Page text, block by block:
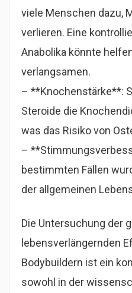
viele Menschen dazu,
verlieren. Eine
Anabolika könnte
verlangsamen.
– **Knochenstärke**:
Steroide die
was das Risiko von
–
bestimmten Fällen
der allgemeinen
Die Untersuchung der
lebensverlängernden
Bodybuildern ist ein
sowohl in der